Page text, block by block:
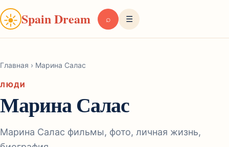
☀Spain Dream ⌕ ☰
Главная › Марина Салас
ЛЮДИ
Марина Салас
Марина Салас фильмы, фото, личная жизнь,